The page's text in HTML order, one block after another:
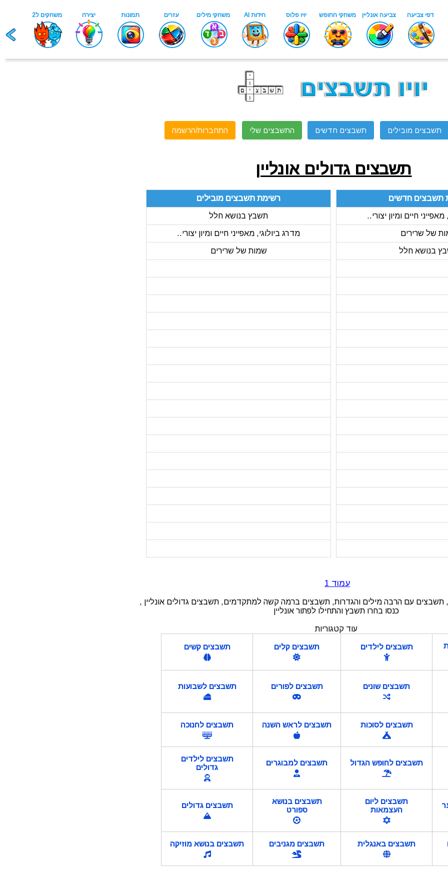
תשבצים מובילים תשבצים חדשים התשבצים שלי התחברות/הרשמה
תשבצים גדולים אונליין
תשבצים חדשים
חיים ומיון יצורי..
של שרירים
בנושא חלל
רשימת תשבצים מובילים
תשבץ בנושא חלל
מדרג ביולוגי, מאפייני חיים ומיון יצורי..
שמות של שרירים
עמוד 1
עם הרבה מילים והגדרות, תשבצים ברמה קשה למתקדמים, תשבצים גדולים אונליין ,
כנסו בחרו תשבץ והתחילו לפתור אונליין
עוד קטגוריות
תשבצים לילדים תשבצים קלים תשבצים קשים
תשבצים שונים תשבצים לפורים תשבצים לשבועות
תשבצים לסוכות תשבצים לראש השנה תשבצים לחנוכה
תשבצים לחופש הגדול תשבצים למבוגרים
תשבצים לילדים
גדולים
תשבצים ליום
העצמאות
תשבצים בנושא
ספורט
תשבצים גדולים
תשבצים באנגלית תשבצים מגניבים תשבצים בנושא מוזיקה